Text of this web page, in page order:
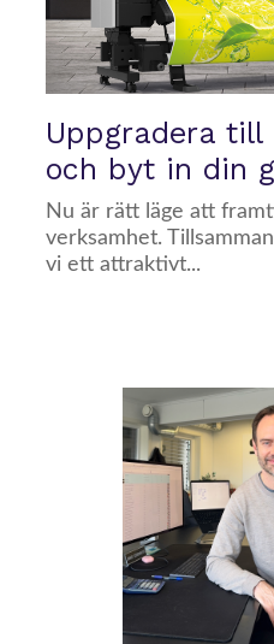
Uppgradera till
och byt in din
Nu är rätt läge att
verksamhet.
vi ett attraktivt...